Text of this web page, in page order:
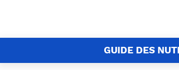
GUIDE DES